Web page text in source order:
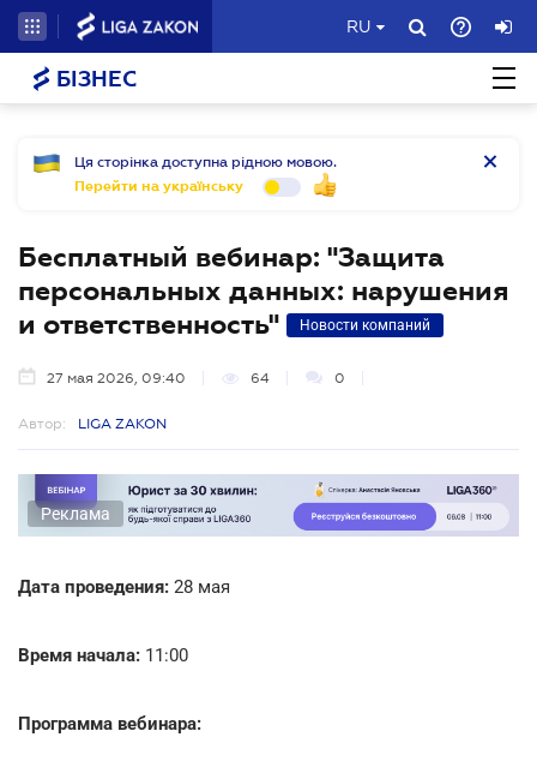
RU
БІЗНЕС
Ця сторінка доступна рідною мовою.
Перейти на українську
Бесплатный вебинар: "Защита
персональных данных: нарушения
и ответственность"
Новости компаний
27 мая 2026, 09:40 64 0
Автор: LIGA ZAKON
Реклама
Дата проведения: 28 мая
Время начала: 11:00
Программа вебинара: